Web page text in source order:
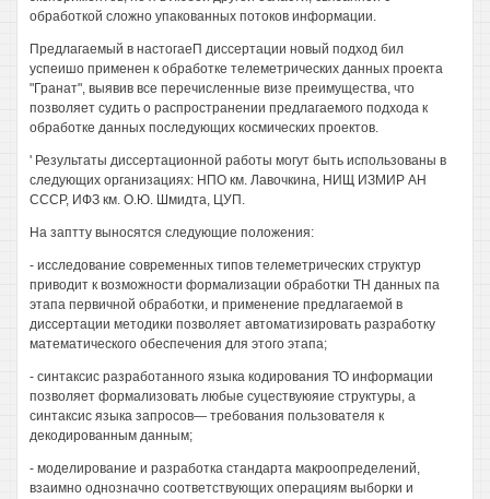
обработкой сложно упакованных потоков информации.
Предлагаемый в настогаеП диссертации новый подход бил
успеишо применен к обработке телеметрических данных проекта
"Гранат", выявив все перечисленные визе преимущества, что
позволяет судить о распространении предлагаемого подхода к
обработке данных последующих космических проектов.
' Результаты диссертационной работы могут быть использованы в
следующих организациях: НПО км. Лавочкина, НИЩ ИЗМИР АН
СССР, ИФЗ км. О.Ю. Шмидта, ЦУП.
На заптту выносятся следующие положения:
- исследование современных типов телеметрических структур
приводит к возможности формализации обработки ТН данных па
этапа первичной обработки, и применение предлагаемой в
диссертации методики позволяет автоматизировать разработку
математического обеспечения для этого этапа;
- синтаксис разработанного языка кодирования ТО информации
позволяет формализовать любые суцествуюяие структуры, а
синтаксис языка запросов— требования пользователя к
декодированным данным;
- моделирование и разработка стандарта макроопределений,
взаимно однозначно соответствующих операциям выборки и